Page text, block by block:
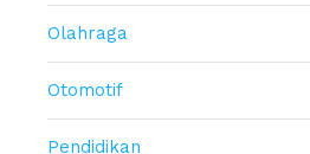
Olahraga
Otomotif
Pendidikan